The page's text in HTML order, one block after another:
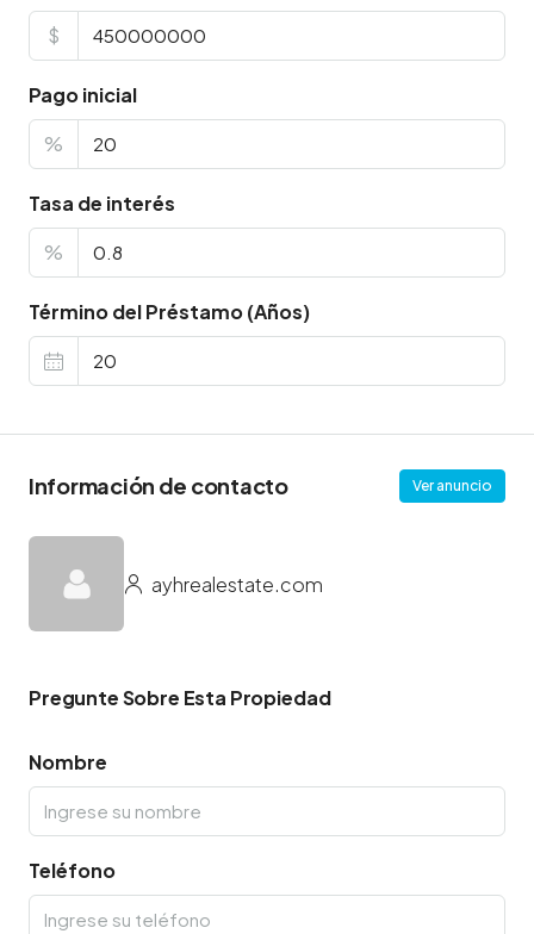
$
Pago inicial
%
Tasa de interés
%
Término del Préstamo (Años)
Información de contacto Ver anuncio
ayhrealestate.com
Pregunte Sobre Esta Propiedad
Nombre
Teléfono